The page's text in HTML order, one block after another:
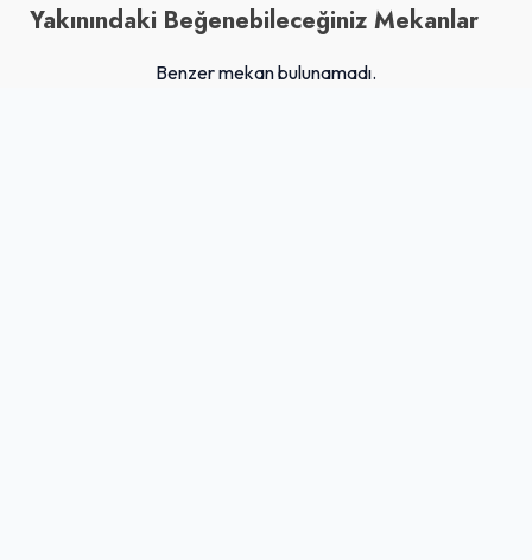
Yakınındaki Beğenebileceğiniz Mekanlar
Benzer mekan bulunamadı.